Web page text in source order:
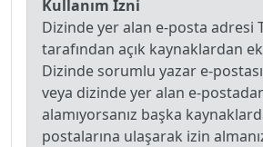
Kullanım İzni
Dizinde yer alan e-posta adresi
tarafından açık kaynaklardan
Dizinde sorumlu yazar e-
veya dizinde yer alan e-
alamıyorsanız başka
postalarına ulaşarak izin